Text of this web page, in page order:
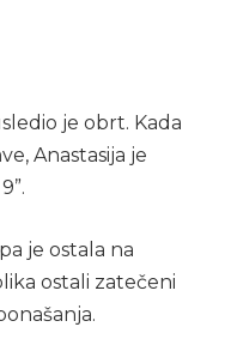
je obrt. Kada
Anastasija je
je ostala na
ostali zatečeni